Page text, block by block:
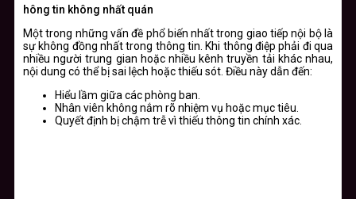
hông tin không nhất quán
Một trong những vấn đề phổ biến nhất trong giao tiếp nội bộ là
sự không đồng nhất trong thông tin. Khi thông điệp phải đi qua
nhiều người trung gian hoặc nhiều kênh truyền tải khác nhau,
nội dung có thể bị sai lệch hoặc thiếu sót. Điều này dẫn đến:
Hiểu lầm giữa các phòng ban.
Nhân viên không nắm rõ nhiệm vụ hoặc mục tiêu.
Quyết định bị chậm trễ vì thiếu thông tin chính xác.